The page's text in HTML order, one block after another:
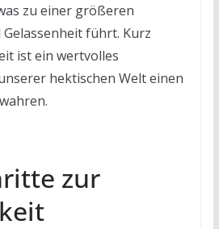
zu einer größeren
führt. Kurz
ist ein wertvolles
hektischen Welt einen
zur